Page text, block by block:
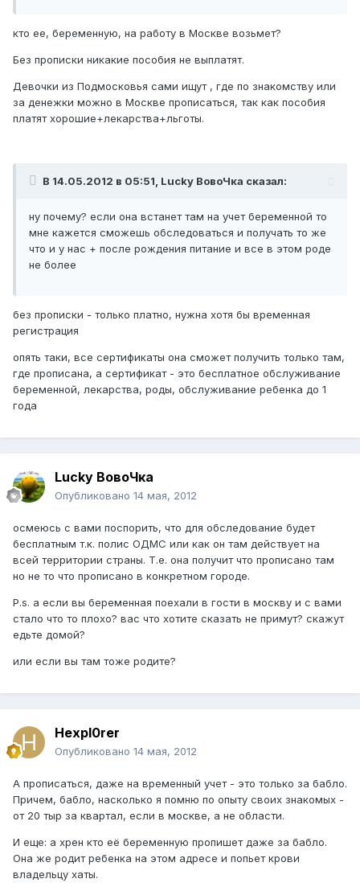
кто ее, беременную, на работу в Москве возьмет?
Без прописки никакие пособия не выплатят.
Девочки из Подмосковья сами ищут , где по знакомству или
за денежки можно в Москве прописаться, так как пособия
платят хорошие+лекарства+льготы.
В 14.05.2012 в 05:51, Lucky ВовоЧка сказал:
ну почему? если она встанет там на учет беременной то
мне кажется сможешь обследоваться и получать то же
что и у нас + после рождения питание и все в этом роде
не более
без прописки - только платно, нужна хотя бы временная
регистрация
опять таки, все сертификаты она сможет получить только там,
где прописана, а сертификат - это бесплатное обслуживание
беременной, лекарства, роды, обслуживание ребенка до 1
года
Lucky ВовоЧка
Опубликовано 14 мая, 2012
осмеюсь с вами поспорить, что для обследование будет
бесплатным т.к. полис ОДМС или как он там действует на
всей территории страны. Т.е. она получит что прописано там
но не то что прописано в конкретном городе.
P.s. а если вы беременная поехали в гости в москву и с вами
стало что то плохо? вас что хотите сказать не примут? скажут
едьте домой?
или если вы там тоже родите?
Hexpl0rer
Опубликовано 14 мая, 2012
А прописаться, даже на временный учет - это только за бабло.
Причем, бабло, насколько я помню по опыту своих знакомых -
от 20 тыр за квартал, если в москве, а не области.
И еще: а хрен кто её беременную пропишет даже за бабло.
Она же родит ребенка на этом адресе и попьет крови
владельцу хаты.